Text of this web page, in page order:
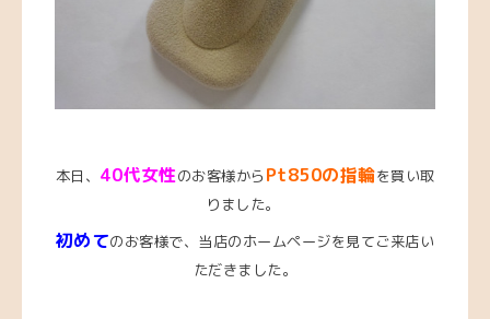
本日、 40代女性のお客様から Pt850の指輪を買い取
りました。
初めてのお客様で、当店のホームページを見てご来店い
ただきました。